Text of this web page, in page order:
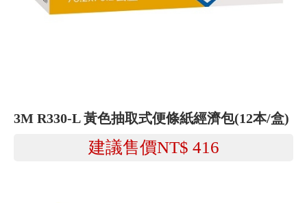
3M R330-L 黃色抽取式便條紙經濟包(12本/盒)
建議售價NT$ 416